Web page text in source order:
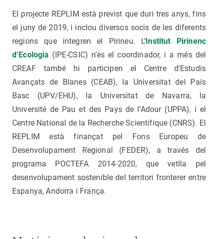
El projecte REPLIM està previst que duri tres anys, fins
el juny de 2019, i inclou diversos socis de les diferents
regions que integren el Pirineu. L’Institut Pirinenc
d’Ecologia (IPE-CSIC) n’és el coordinador, i a més del
CREAF també hi participen el Centre d'Estudis
Avançats de Blanes (CEAB), la Universitat del País
Basc (UPV/EHU), la Universitat de Navarra, la
Université de Pau et des Pays de l’Adour (UPPA), i el
Centre National de la Recherche Scientifique (CNRS). El
REPLIM està finançat pel Fons Europeu de
Desenvolupament Regional (FEDER), a través del
programa POCTEFA 2014-2020, que vetlla pel
desenvolupament sostenible del territori fronterer entre
Espanya, Andorra i França.